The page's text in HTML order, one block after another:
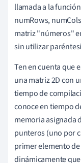
llamada a la
numRows,
matriz "números"
sin utilizar
Ten en cuenta que
una matriz 2D con
tiempo de
conoce en tiempo
memoria asignada
punteros (uno por
primer elemento
dinámicamente